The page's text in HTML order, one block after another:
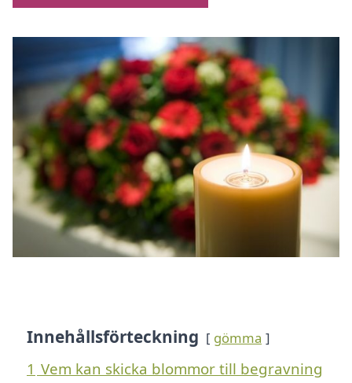
Innehållsförteckning gömma
1 Vem kan skicka blommor till begravning